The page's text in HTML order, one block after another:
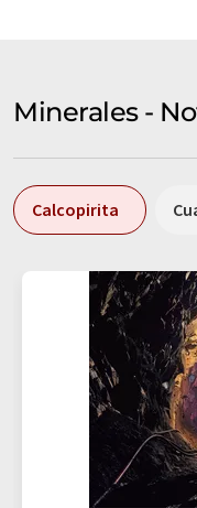
Minerales -
Calcopirita